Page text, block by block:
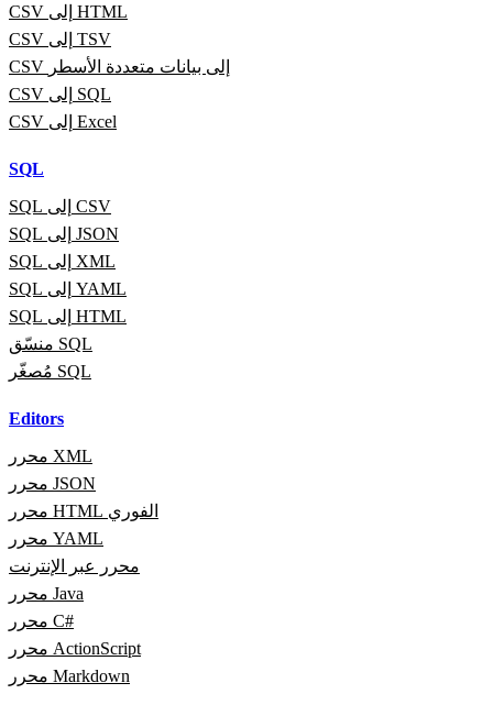
CSV إلى HTML
CSV إلى TSV
CSV إلى بيانات متعددة الأسطر
CSV إلى SQL
CSV إلى Excel
SQL
SQL إلى CSV
SQL إلى JSON
SQL إلى XML
SQL إلى YAML
SQL إلى HTML
منسّق SQL
مُصغّر SQL
Editors
محرر XML
محرر JSON
محرر HTML الفوري
محرر YAML
محرر عبر الإنترنت
محرر Java
محرر C#
محرر ActionScript
محرر Markdown